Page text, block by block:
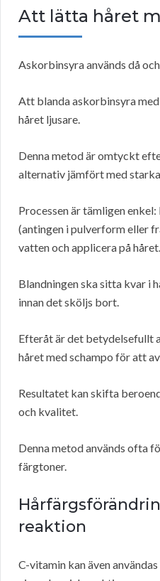
Att lätta håret
Askorbinsyra används då
Att blanda askorbinsyra
håret ljusare.
Denna metod är omtyckt
alternativ jämfört med
Processen är tämligen
(antingen i pulverform eller
vatten och applicera på håret.
Blandningen ska sitta kvar i
innan det sköljs bort.
Efteråt är det betydelsefullt
håret med schampo för att
Resultatet kan skifta
och kvalitet.
Denna metod används ofta
färgtoner.
reaktion
C-vitamin kan även